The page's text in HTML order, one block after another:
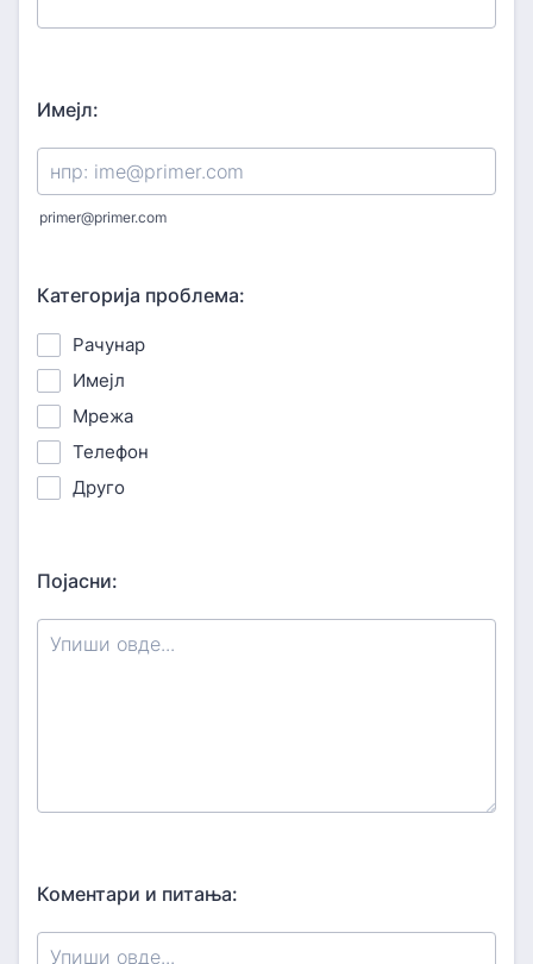
Имејл:
primer@primer.com
Категорија проблема:
Рачунар
Имејл
Мрежа
Телефон
Друго
Појасни:
Коментари и питања: